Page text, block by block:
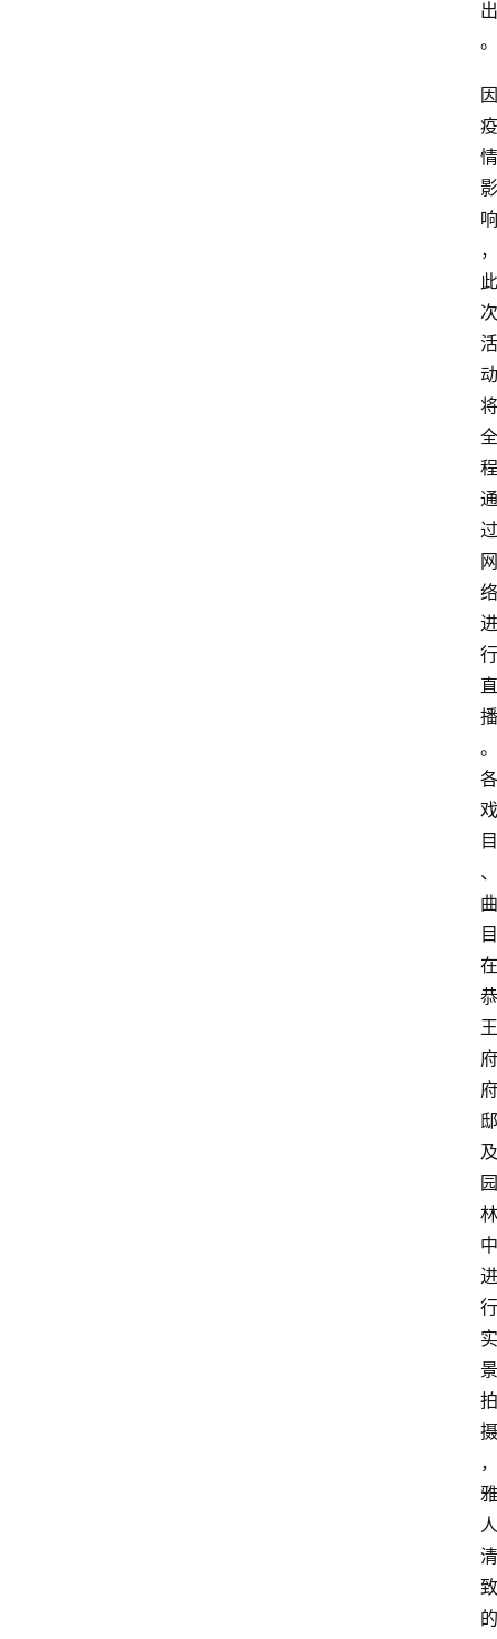
出
。
因
疫
情
影
响
，
此
次
活
动
将
全
程
通
过
网
络
进
行
直
播
。
各
戏
目
、
曲
目
在
恭
王
府
府
邸
及
园
林
中
进
行
实
景
拍
摄
，
雅
人
清
致
的